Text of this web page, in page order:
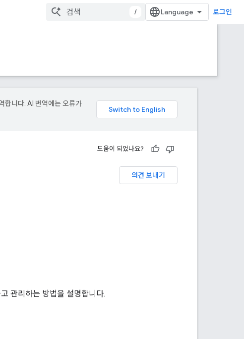
/ 로그인
합니다. AI 번역에는 오류가
도움이 되었나요?
의견 보내기
관리하는 방법을 설명합니다.